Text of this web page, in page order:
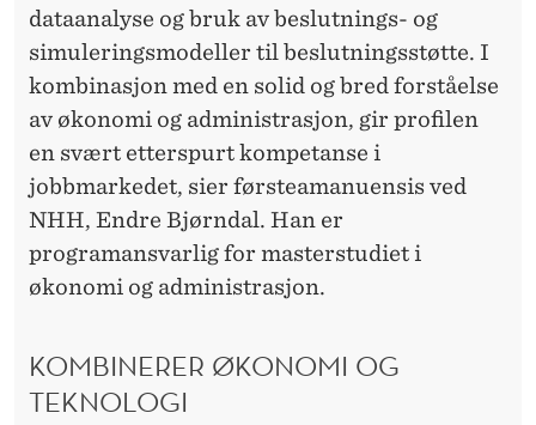
dataanalyse og bruk av beslutnings- og
simuleringsmodeller til beslutningsstøtte. I
kombinasjon med en solid og bred forståelse
av økonomi og administrasjon, gir profilen
en svært etterspurt kompetanse i
jobbmarkedet, sier førsteamanuensis ved
NHH, Endre Bjørndal. Han er
programansvarlig for masterstudiet i
økonomi og administrasjon.
KOMBINERER ØKONOMI OG
TEKNOLOGI